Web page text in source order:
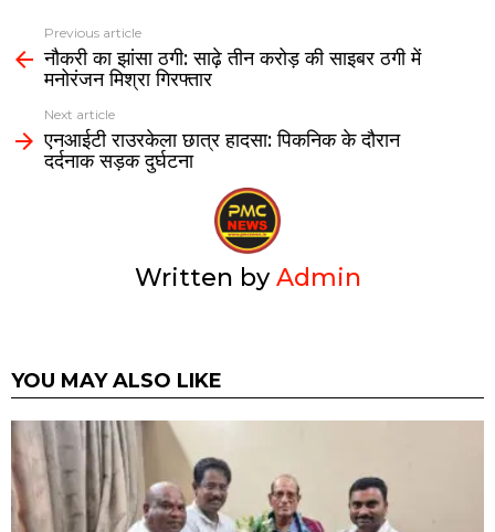
Previous article
नौकरी का झांसा ठगी: साढ़े तीन करोड़ की साइबर ठगी में
मनोरंजन मिश्रा गिरफ्तार
Next article
एनआईटी राउरकेला छात्र हादसा: पिकनिक के दौरान
दर्दनाक सड़क दुर्घटना
Written byAdmin
YOU MAY ALSO LIKE